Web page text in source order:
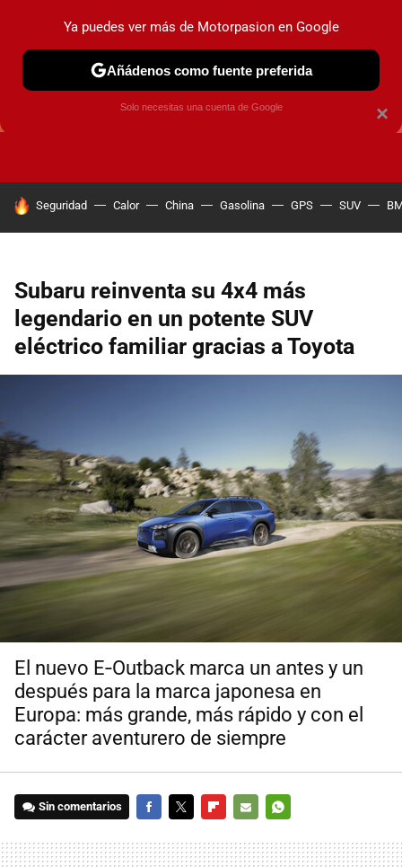
GUÍAS DE COMPRA OFERTAS DE COCHES CONSEJOS
HOY SE HABLA DE
Seguridad Calor China Gasolina GPS SUV
Subaru reinventa su 4x4 más
legendario en un potente SUV
eléctrico familiar gracias a Toyota
El nuevo E‑Outback marca un antes y un
después para la marca japonesa en
Europa: más grande, más rápido y con el
carácter aventurero de siempre
Sin comentarios
MAIL
×
Ya puedes ver más de Motorpasion en Google
Añádenos como fuente preferida
Solo necesitas una cuenta de Google